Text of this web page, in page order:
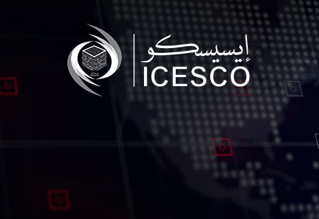
Qui sommes-nous ?
Ce que nous faisons
Notre impact
Données et perspectives
Centre des Médias